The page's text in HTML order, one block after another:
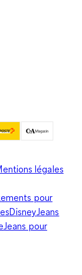
légales
pour
DisneyJeans
Jeans pour